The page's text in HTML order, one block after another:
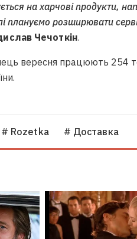
на харчові продукти,
плануємо розширювати
Чечоткін.
вересня працюють 254
# Rozetka # Доставка